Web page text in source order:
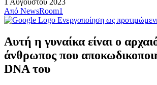
1 Αυγούστου 2023
Από NewsRoom1
Ενεργοποίηση ως
Αυτή η γυναίκα είναι ο
άνθρωπος που
DNA του